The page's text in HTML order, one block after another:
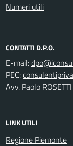
Numeri utili
CONTATTI D.P.O.
E-mail:
PEC:
Avv. Paolo ROSETTI
LINK UTILI
Regione Piemonte